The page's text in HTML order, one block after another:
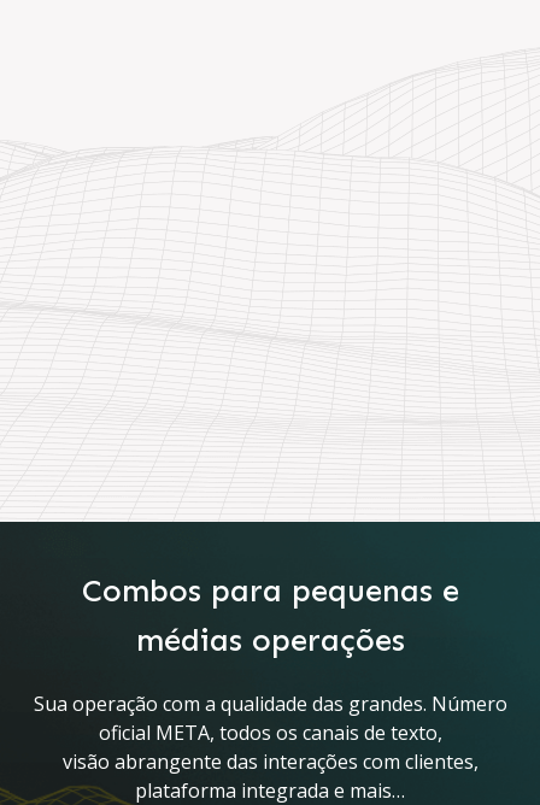
Combos para pequenas e
médias operações
Sua operação com a qualidade das grandes. Número
oficial META, todos os canais de texto,
visão abrangente das interações com clientes,
plataforma integrada e mais…